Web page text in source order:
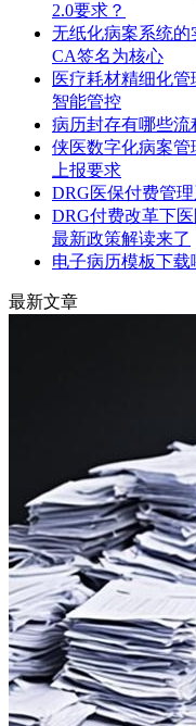
2.0要求？
无纸化病案系统的
CA签名为核心
医疗耗材精细化
智能管控
病历封存有哪些流
侠医数字化病案管
上报要求
DRG医保付费管
DRG付费改革下
最新政策解读来了
电子病历模板下载
最新文章